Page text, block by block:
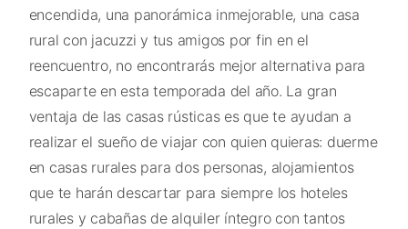
encendida, una panorámica inmejorable, una casa
rural con jacuzzi y tus amigos por fin en el
reencuentro, no encontrarás mejor alternativa para
escaparte en esta temporada del año. La gran
ventaja de las casas rústicas es que te ayudan a
realizar el sueño de viajar con quien quieras: duerme
en casas rurales para dos personas, alojamientos
que te harán descartar para siempre los hoteles
rurales y cabañas de alquiler íntegro con tantos